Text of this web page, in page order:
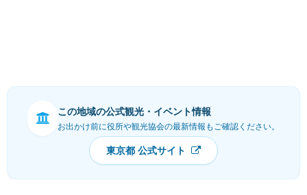
この地域の公式観光・イベント情報
お出かけ前に役所や観光協会の最新情報もご確認ください。
東京都 公式サイト